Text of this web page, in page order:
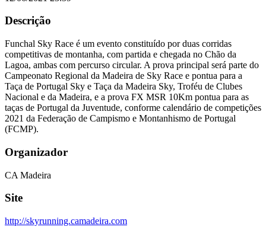
Descrição
Funchal Sky Race é um evento constituído por duas corridas
competitivas de montanha, com partida e chegada no Chão da
Lagoa, ambas com percurso circular. A prova principal será parte do
Campeonato Regional da Madeira de Sky Race e pontua para a
Taça de Portugal Sky e Taça da Madeira Sky, Troféu de Clubes
Nacional e da Madeira, e a prova FX MSR 10Km pontua para as
taças de Portugal da Juventude, conforme calendário de competições
2021 da Federação de Campismo e Montanhismo de Portugal
(FCMP).
Organizador
CA Madeira
Site
http://skyrunning.camadeira.com